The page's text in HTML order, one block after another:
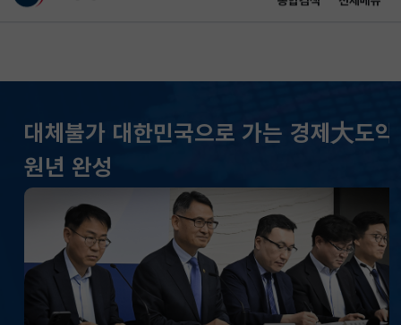
대체불가 대한민국으로 가는 경제大도약
원년 완성
KOSPI 6258.77 37.61(하락)
KOSDAQ
국고채(3년) 3.746 0.004(상승)
1410.6000 13.2000(하락)
KOSPI 6258.77 37.61(하락)